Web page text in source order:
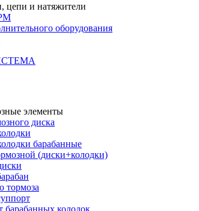
цепи и натяжители
оборудования
элементы
диска
барабанные
(диски+колодки)
тормоза
барабанных колодок